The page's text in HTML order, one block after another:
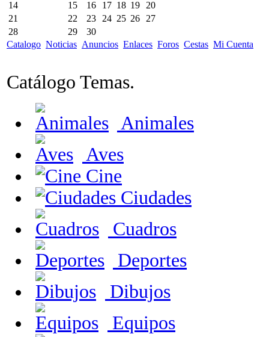
14
15 16 17 18 19
20
21
22 23 24 25 26
27
28
29
30
Catalogo Noticias Anuncios Enlaces Foros Cestas Mi Cuenta
Catálogo Temas.
Animales
Aves
Cine
Ciudades
Cuadros
Deportes
Dibujos
Equipos